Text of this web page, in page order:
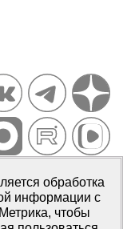
2007–2026
от 14 июля
обработка
информации с
чтобы